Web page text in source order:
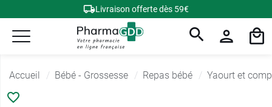
Livraison offerte dès 59€
Accueil Bébé - Grossesse Repas bébé Yaourt et